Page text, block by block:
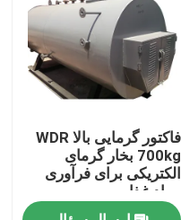
فاکتور گرمایی بالا WDR
700kg بخار گرمای
الکتریکی برای فرآوری
مواد غذایی